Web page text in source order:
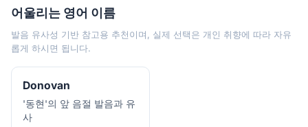
어울리는 영어 이름
발음 유사성 기반 참고용 추천이며, 실제 선택은 개인 취향에 따라 자유
롭게 하시면 됩니다.
Donovan
'동현'의 앞 음절 발음과 유
사